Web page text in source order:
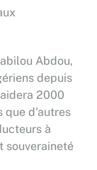
Abdou,
depuis
2000
que d'autres
à
souveraineté